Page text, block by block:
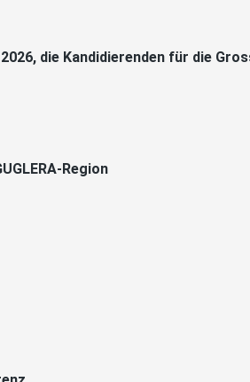
die Kandidierenden für die
Region